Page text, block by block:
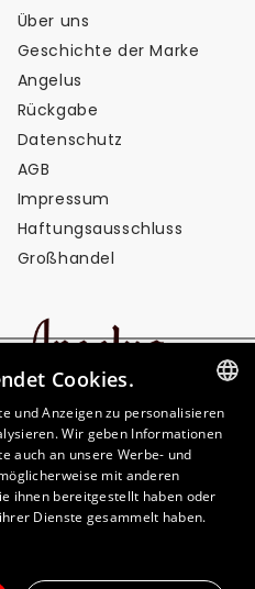
Über uns
Geschichte der Marke
Angelus
Rückgabe
Datenschutz
AGB
Impressum
Haftungsausschluss
Großhandel
GERMAN
ITALIAN
FRENCH
NEDERLANDS
Cookies.
und Anzeigen zu personalisieren
Wir geben Informationen
auch an unsere Werbe- und
mit anderen
ihnen bereitgestellt haben oder
Dienste gesammelt haben.